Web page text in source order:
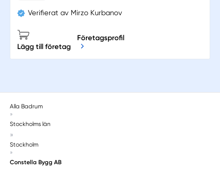
Verifierat av Mirzo Kurbanov
Lägg till företag
Företagsprofil
Alla Badrum
»
Stockholms län
»
Stockholm
»
Constella Bygg AB